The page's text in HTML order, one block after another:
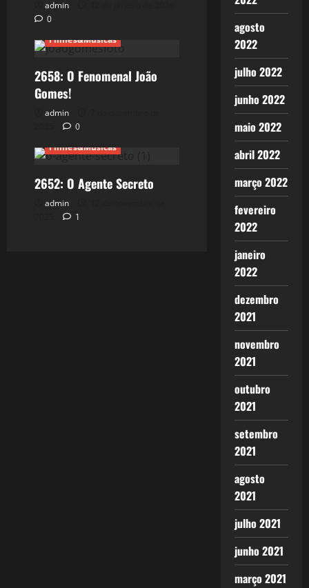
admin
0
Filmes&Músicas
2658: O Fenomenal João
Gomes!
admin
0
Filmes&Músicas
2652: O Agente Secreto
admin
1
agosto
2022
julho 2022
junho 2022
maio 2022
abril 2022
março 2022
fevereiro
2022
janeiro
2022
dezembro
2021
novembro
2021
outubro
2021
setembro
2021
agosto
2021
julho 2021
junho 2021
março 2021